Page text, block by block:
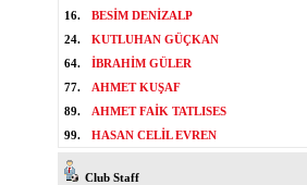
16.
BESİM DENİZALP
24.
KUTLUHAN GÜÇKAN
64.
İBRAHİM GÜLER
77.
AHMET KUŞAF
89.
AHMET FAİK TATLISES
99.
HASAN CELİL EVREN
Club Staff